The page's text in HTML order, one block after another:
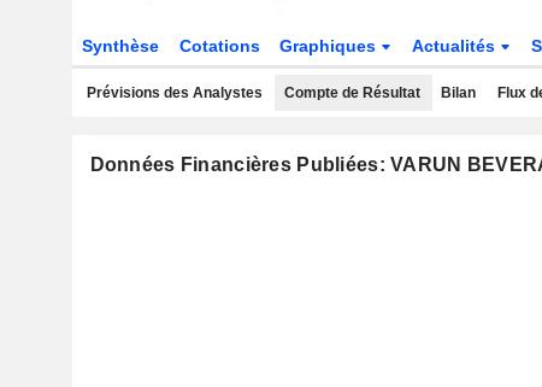
Synthèse Cotations Graphiques Actualités
Prévisions des Analystes Compte de Résultat Bilan Flux
Données Financières Publiées: VARUN